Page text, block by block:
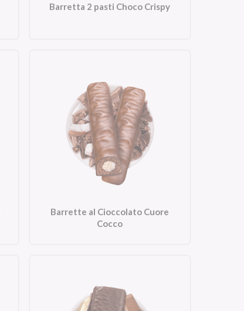
Barretta 2 pasti Choco Crispy
Barrette al Cioccolato Cuore
Cocco